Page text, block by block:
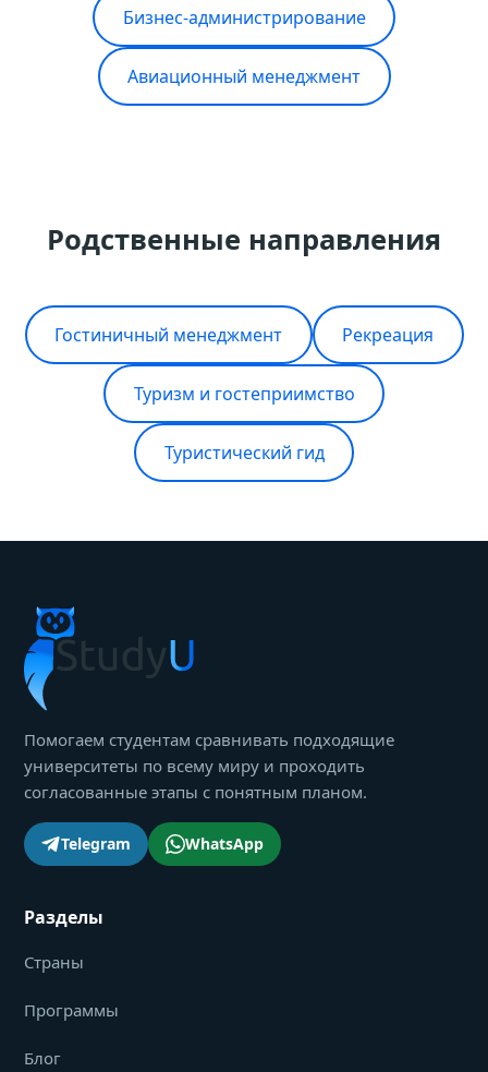
Бизнес-администрирование
Авиационный менеджмент
Родственные направления
Гостиничный менеджмент Рекреация
Туризм и гостеприимство
Туристический гид
Помогаем студентам сравнивать подходящие
университеты по всему миру и проходить
согласованные этапы с понятным планом.
Telegram WhatsApp
Разделы
Страны
Программы
Блог